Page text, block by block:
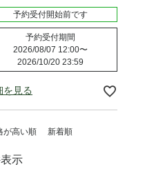
予約受付開始前です
予約受付期間
2026/08/07 12:00〜
2026/10/20 23:59
を見る
が高い順 新着順
示